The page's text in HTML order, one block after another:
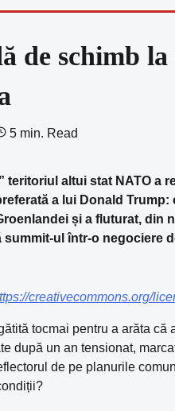
de schimb
5 min. Read
teritoriul altui stat NATO
a lui Donald
și a fluturat, din
ul într-o negociere
creativecommons.org/
tocmai pentru a arăta că
după un an tensionat,
de pe planurile